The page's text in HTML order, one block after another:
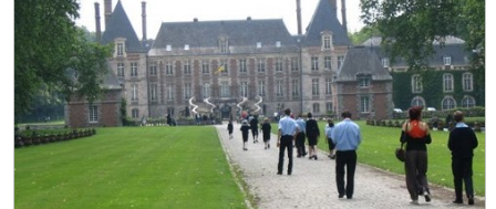
Discography
Contact
Soutien
Sponsoring
Events